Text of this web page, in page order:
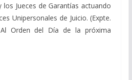
los Jueces de Garantías actuando
Unipersonales de Juicio. (Expte.
Orden del Día de la próxima